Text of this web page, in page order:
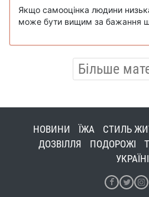
Якщо самооцінка людини
може бути вищим за бажання
Більше
НОВИНИ ЇЖА СТИЛЬ
ДОЗВІЛЛЯ
ПОДОРОЖІ
УКРАЇНІ